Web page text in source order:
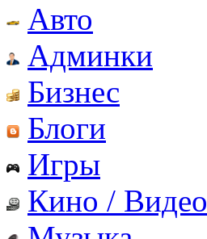
Авто
Админки
Бизнес
Блоги
Игры
Кино / Видео